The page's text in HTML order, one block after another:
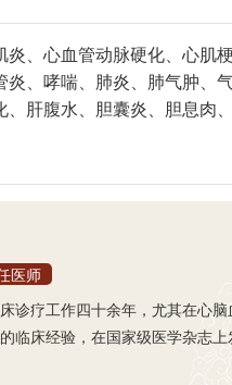
、心血管动脉硬化、心肌
、哮喘、肺炎、肺气肿、
肝腹水、胆囊炎、胆息肉
医师
诊疗工作四十余年，尤其在心
临床经验，在国家级医学杂志